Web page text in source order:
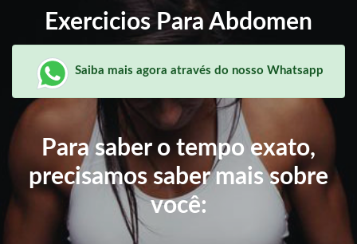
Exercicios Para Abdomen
Saiba mais agora através do nosso Whatsapp
Para saber o tempo exato,
precisamos saber mais sobre
você: